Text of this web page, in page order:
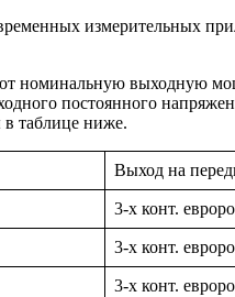
измерительных
номинальную выходную
постоянного
таблице ниже.
Выход на
3-х конт.
3-х конт.
3-х конт.